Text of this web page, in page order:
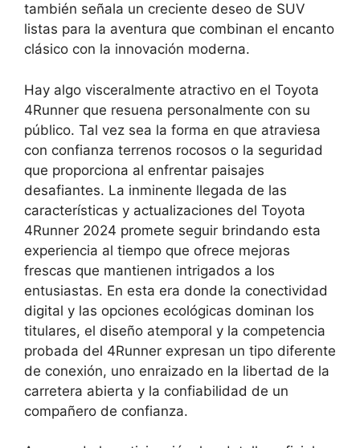
también señala un creciente deseo de SUV
listas para la aventura que combinan el encanto
clásico con la innovación moderna.
Hay algo visceralmente atractivo en el Toyota
4Runner que resuena personalmente con su
público. Tal vez sea la forma en que atraviesa
con confianza terrenos rocosos o la seguridad
que proporciona al enfrentar paisajes
desafiantes. La inminente llegada de las
características y actualizaciones del Toyota
4Runner 2024 promete seguir brindando esta
experiencia al tiempo que ofrece mejoras
frescas que mantienen intrigados a los
entusiastas. En esta era donde la conectividad
digital y las opciones ecológicas dominan los
titulares, el diseño atemporal y la competencia
probada del 4Runner expresan un tipo diferente
de conexión, uno enraizado en la libertad de la
carretera abierta y la confiabilidad de un
compañero de confianza.